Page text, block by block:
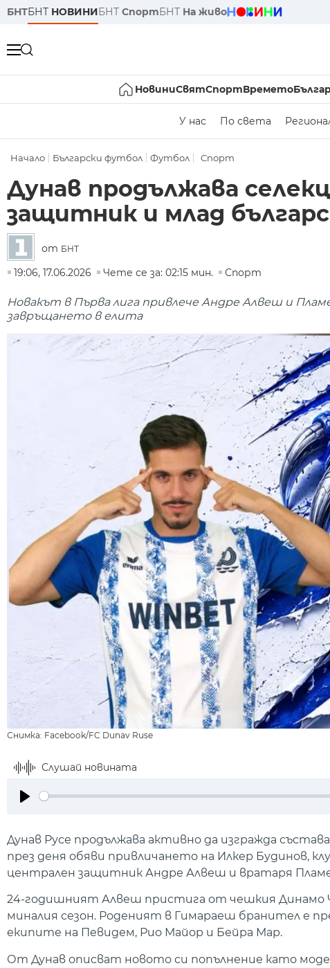
БНТБНТ НОВИНИБНТ СпортБНТ На живо
НовиниСвятСпортВремето
У нас По света
Начало Български футбол Футбол Спорт
Дунав продължава
защитник и млад
от БНТ
19:06, 17.06.2026
Чете се за: 02:15 мин. Спорт
Новакът в Първа лига привлече Андре Алвеш и
завръщането в елита
Снимка: Facebook/FC Dunav Ruse
Слушай новината
Дунав Русе продължава активно да изгражда
през деня обяви привличането на Илкер Будинов,
централен защитник Андре Алвеш и вратаря
24-годишният Алвеш пристига от чешкия Динамо
миналия сезон. Роденият в Гимараеш бранител е
екипите на Певидем, Рио Майор и Бейра Мар.
От Дунав описват новото си попълнение като